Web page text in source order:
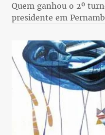
Quem ganhou o 2º
presidente em